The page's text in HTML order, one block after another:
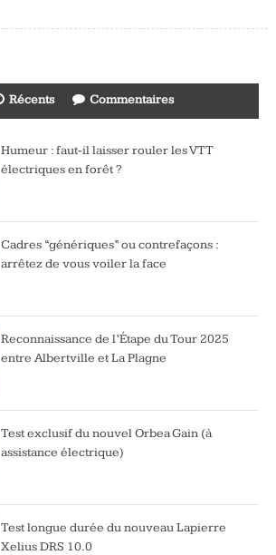
Récents Commentaires
Humeur : faut-il laisser rouler les VTT
électriques en forêt ?
Cadres “génériques” ou contrefaçons :
arrêtez de vous voiler la face
Reconnaissance de l’Étape du Tour 2025
entre Albertville et La Plagne
Test exclusif du nouvel Orbea Gain (à
assistance électrique)
Test longue durée du nouveau Lapierre
Xelius DRS 10.0